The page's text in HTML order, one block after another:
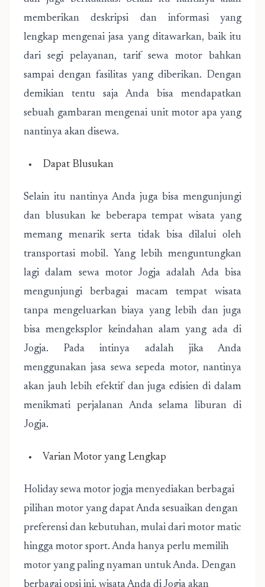
memberikan deskripsi dan informasi yang
lengkap mengenai jasa yang ditawarkan, baik itu
dari segi pelayanan, tarif sewa motor bahkan
sampai dengan fasilitas yang diberikan. Dengan
demikian tentu saja Anda bisa mendapatkan
sebuah gambaran mengenai unit motor apa yang
nantinya akan disewa.
Dapat Blusukan
Selain itu nantinya Anda juga bisa mengunjungi
dan blusukan ke beberapa tempat wisata yang
memang menarik serta tidak bisa dilalui oleh
transportasi mobil. Yang lebih menguntungkan
lagi dalam sewa motor Jogja adalah Ada bisa
mengunjungi berbagai macam tempat wisata
tanpa mengeluarkan biaya yang lebih dan juga
bisa mengeksplor keindahan alam yang ada di
Jogja. Pada intinya adalah jika Anda
menggunakan jasa sewa sepeda motor, nantinya
akan jauh lebih efektif dan juga edisien di dalam
menikmati perjalanan Anda selama liburan di
Jogja.
Varian Motor yang Lengkap
Holiday sewa motor jogja menyediakan berbagai
pilihan motor yang dapat Anda sesuaikan dengan
preferensi dan kebutuhan, mulai dari motor matic
hingga motor sport. Anda hanya perlu memilih
motor yang paling nyaman untuk Anda. Dengan
berbagai opsi ini, wisata Anda di Jogja akan